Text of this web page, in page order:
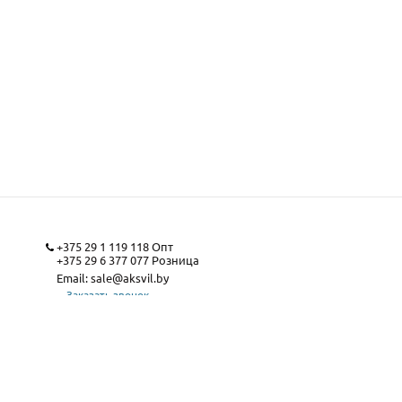
+375 29 1 119 118Опт
+375 29 6 377 077Розница
Email:sale@aksvil.by
Заказать звонок